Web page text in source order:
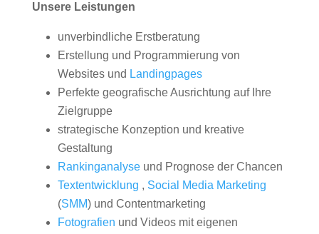
Unsere Leistungen
unverbindliche Erstberatung
Erstellung und Programmierung von
Websites und Landingpages
Perfekte geografische Ausrichtung auf Ihre
Zielgruppe
strategische Konzeption und kreative
Gestaltung
Rankinganalyseund Prognose der Chancen
Textentwicklung , Social Media Marketing
(SMM) und Contentmarketing
Fotografien und Videos mit eigenen